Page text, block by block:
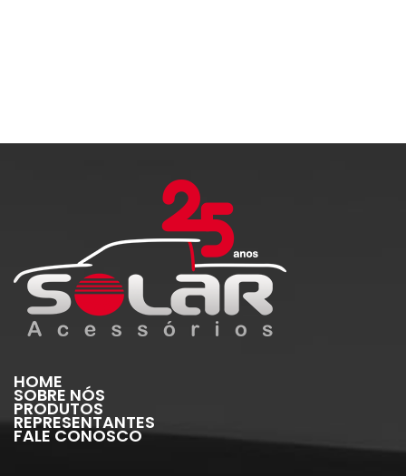
HOME
SOBRE NÓS
PRODUTOS
REPRESENTANTES
FALE CONOSCO